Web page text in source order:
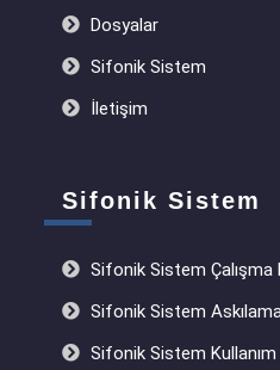
Dosyalar
Sifonik Sistem
İletişim
Sifonik Sistem
Sifonik Sistem Çalışma
Sifonik Sistem
Sifonik Sistem Kullanım